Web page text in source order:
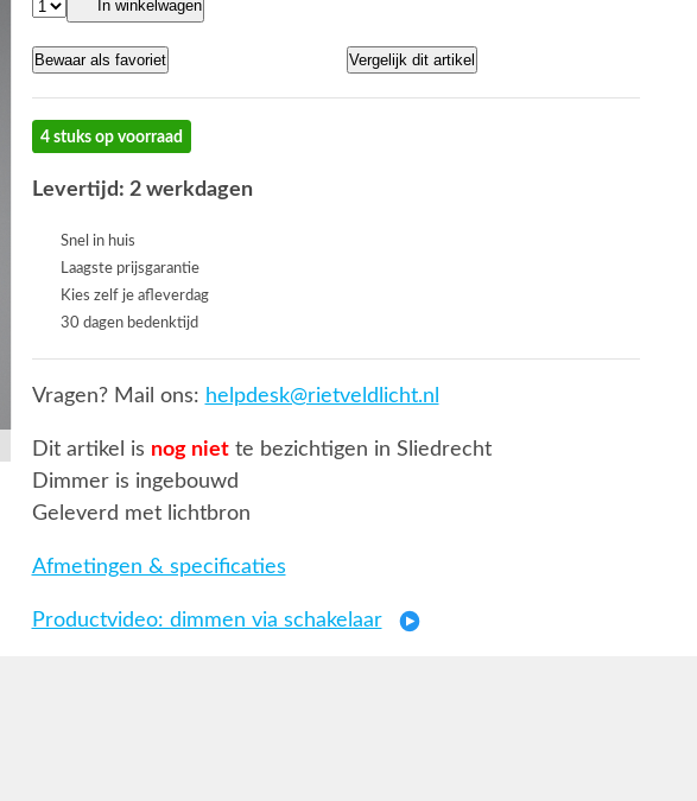
In winkelwagen
Bewaar als favoriet Vergelijk dit artikel
4 stuks op voorraad
Levertijd: 2 werkdagen
Snel in huis
Laagste prijsgarantie
Kies zelf je afleverdag
30 dagen bedenktijd
Vragen? Mail ons: helpdesk@rietveldlicht.nl
Dit artikel is nog niette bezichtigen in Sliedrecht
Dimmer is ingebouwd
Geleverd met lichtbron
Afmetingen & specificaties
Productvideo: dimmen via schakelaar